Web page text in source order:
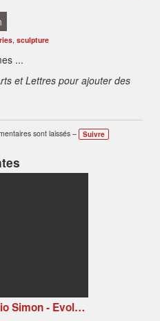
, sculpture
...
et Lettres pour ajouter des
sont laissés – Suivre
Sculpture Studio Simon - Evolution